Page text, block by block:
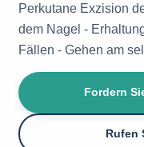
Perkutane Exzision
dem Nagel -
Fällen - Gehen am
Fordern
Rufen